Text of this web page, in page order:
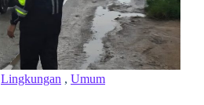
Lingkungan , Umum